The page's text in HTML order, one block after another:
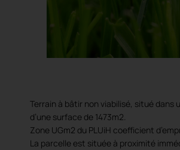
Terrain à bâtir non viabilisé, situé dans
d’une surface de 1473m2.
Zone UGm2 du PLUiH coefficient
La parcelle est située à proximité